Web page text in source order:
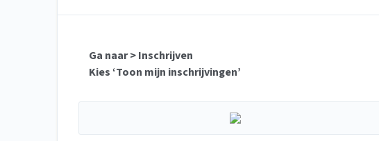
Ga naar > Inschrijven
Kies ‘Toon mijn inschrijvingen’